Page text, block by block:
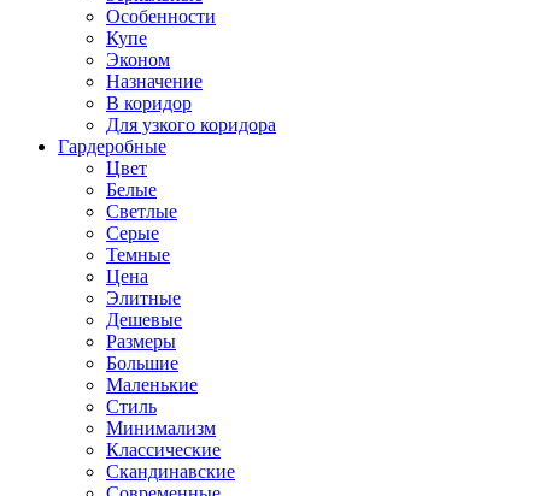
Особенности
Купе
Эконом
Назначение
В коридор
Для узкого коридора
Гардеробные
Цвет
Белые
Светлые
Серые
Темные
Цена
Элитные
Дешевые
Размеры
Большие
Маленькие
Стиль
Минимализм
Классические
Скандинавские